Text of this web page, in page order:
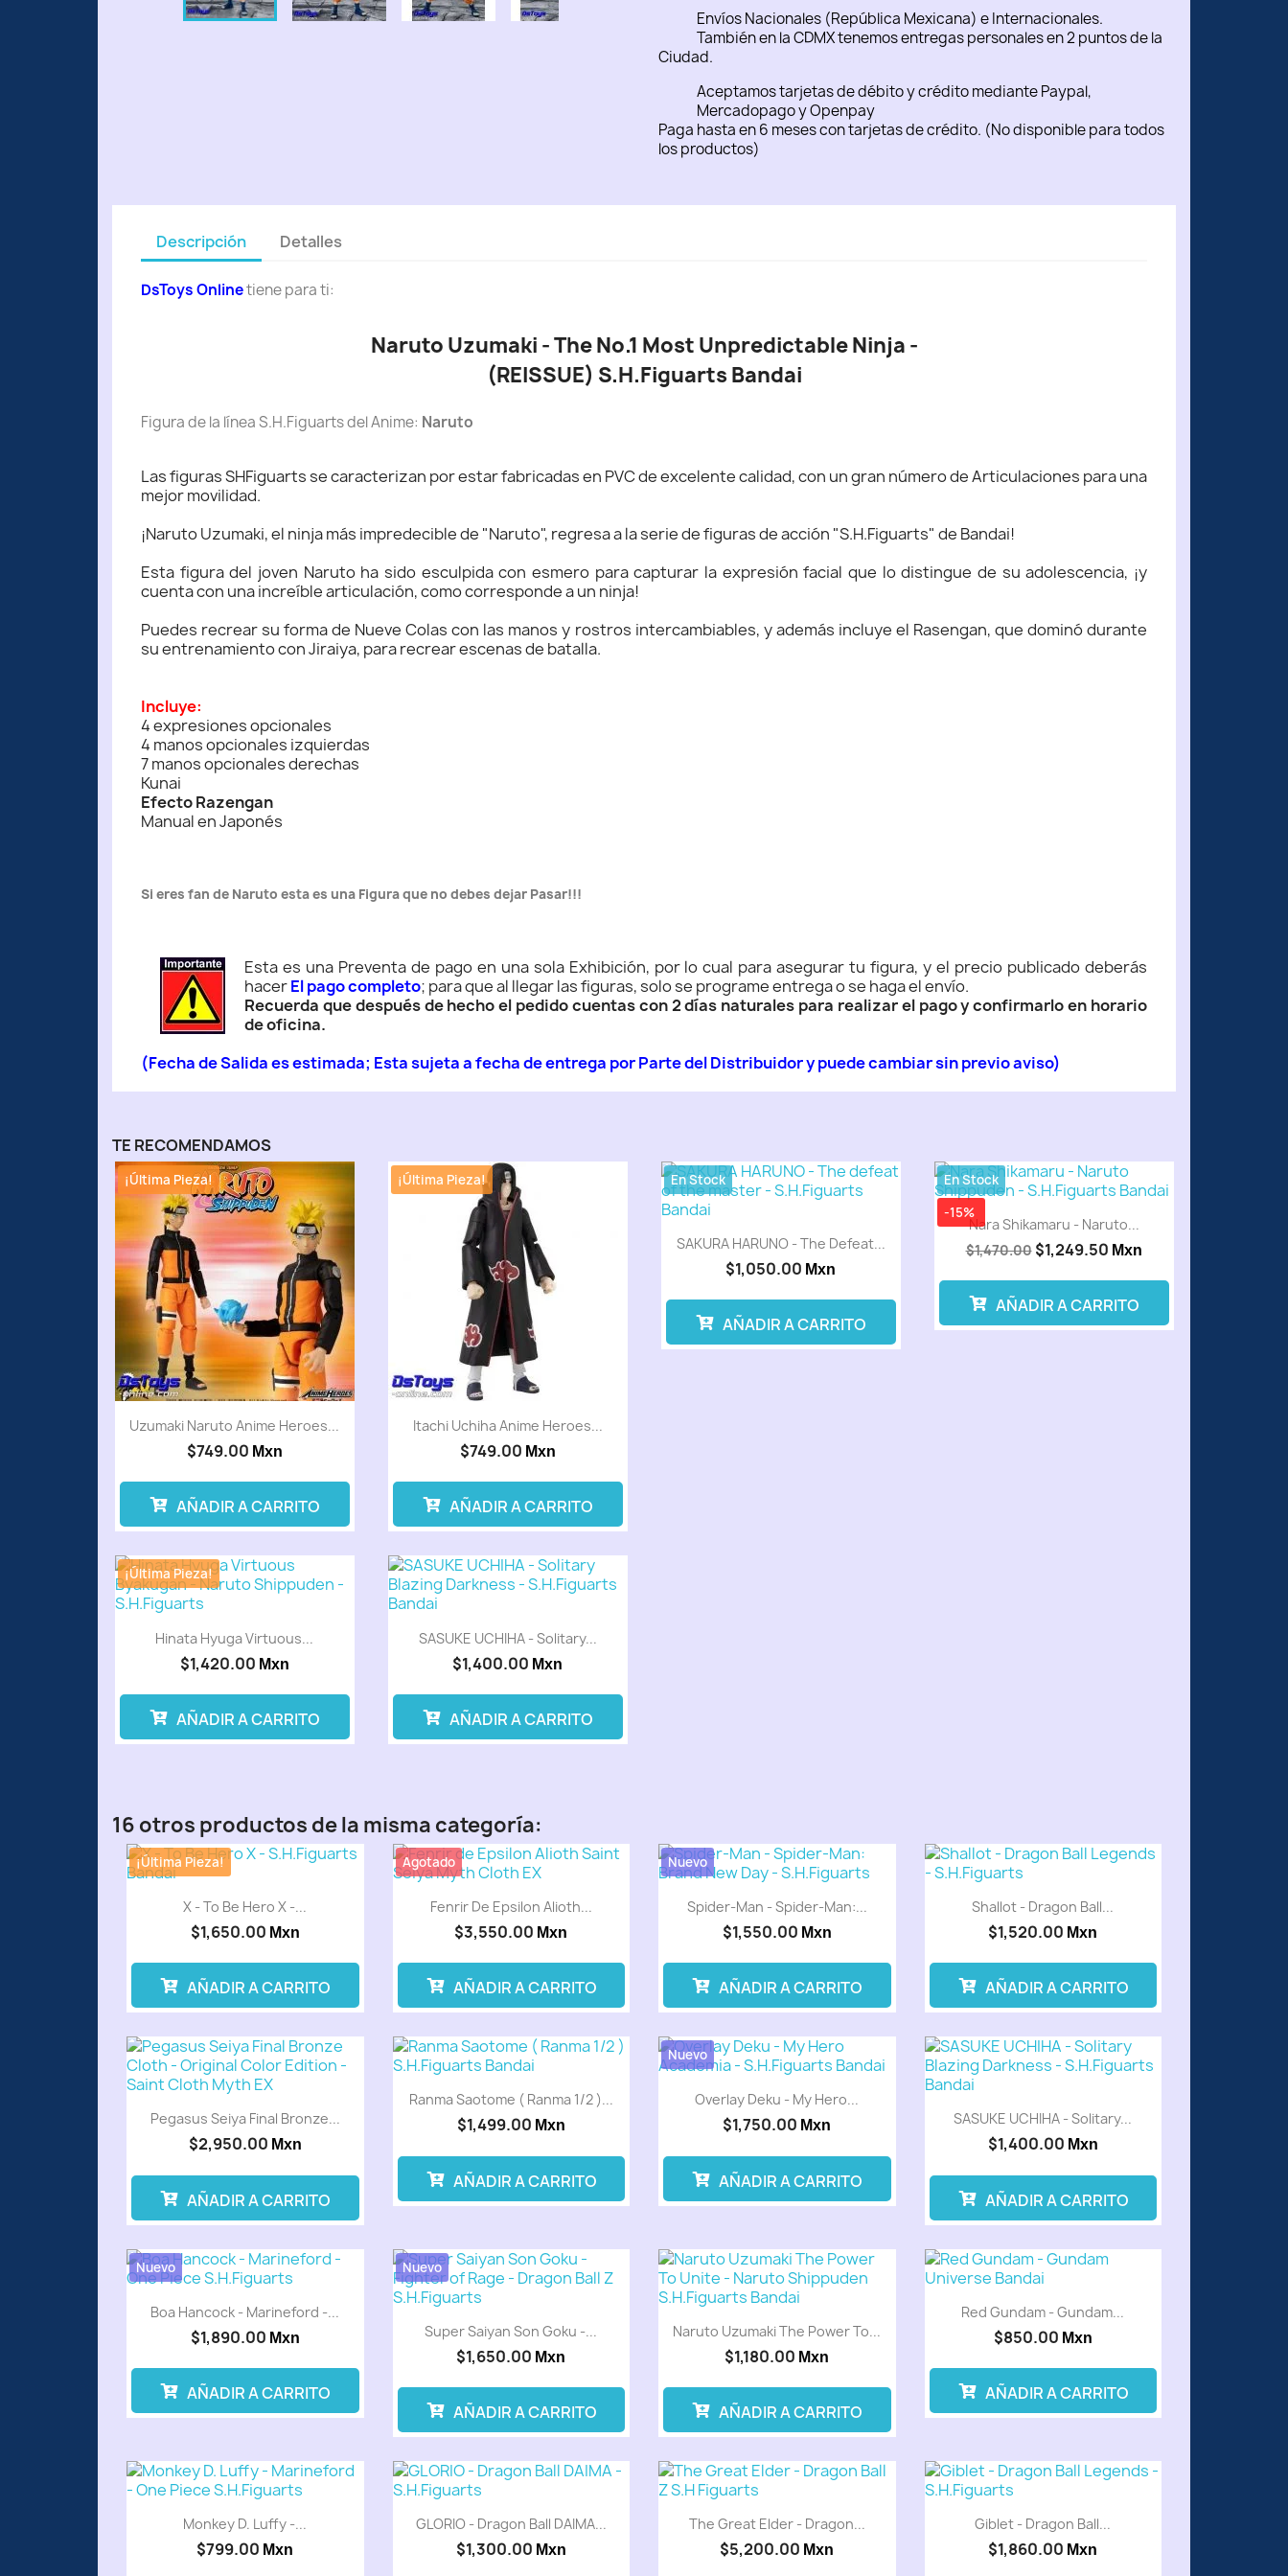
Envíos Nacionales (República Mexicana) e Internacionales.
También en la CDMX tenemos entregas personales en 2 puntos de la
Ciudad.
Aceptamos tarjetas de débito y crédito mediante Paypal,
Mercadopago y Openpay
Paga hasta en 6 meses con tarjetas de crédito. (No disponible para todos
los productos)
Descripción Detalles
DsToys Onlinetiene para ti:
Naruto Uzumaki - The No.1 Most Unpredictable Ninja -
(REISSUE) S.H.Figuarts Bandai
Figura de la línea S.H.Figuarts del Anime: Naruto
Las figuras SHFiguarts se caracterizan por estar fabricadas en PVC de excelente calidad, con un gran número de Articulaciones para una
mejor movilidad.
¡Naruto Uzumaki, el ninja más impredecible de "Naruto", regresa a la serie de figuras de acción "S.H.Figuarts" de Bandai!
Esta figura del joven Naruto ha sido esculpida con esmero para capturar la expresión facial que lo distingue de su adolescencia, ¡y
cuenta con una increíble articulación, como corresponde a un ninja!
Puedes recrear su forma de Nueve Colas con las manos y rostros intercambiables, y además incluye el Rasengan, que dominó durante
su entrenamiento con Jiraiya, para recrear escenas de batalla.
Incluye:
4 expresiones opcionales
4 manos opcionales izquierdas
7 manos opcionales derechas
Kunai
Efecto Razengan
Manual en Japonés
Si eres fan de Naruto esta es una Figura que no debes dejar Pasar!!!
Esta es una Preventa de pago en una sola Exhibición, por lo cual para asegurar tu figura, y el precio publicado deberás
hacerEl pago completo; para que al llegar las figuras, solo se programe entrega o se haga el envío.
Recuerda que después de hecho el pedido cuentas con 2 días naturales para realizar el pago y confirmarlo en horario
de oficina.
(Fecha de Salida es estimada; Esta sujeta a fecha de entrega por Parte del Distribuidor y puede cambiar sin previo aviso)
TE RECOMENDAMOS
Uzumaki Naruto Anime Heroes...
$749.00 Mxn
¡Última Pieza!
AÑADIR A CARRITO
Itachi Uchiha Anime Heroes...
$749.00 Mxn
¡Última Pieza!
AÑADIR A CARRITO
SAKURA HARUNO - The Defeat...
$1,050.00 Mxn
En Stock
AÑADIR A CARRITO
Nara Shikamaru - Naruto...
$1,470.00 $1,249.50 Mxn
-15%
En Stock
AÑADIR A CARRITO
Hinata Hyuga Virtuous...
$1,420.00 Mxn
¡Última Pieza!
AÑADIR A CARRITO
SASUKE UCHIHA - Solitary...
$1,400.00 Mxn
AÑADIR A CARRITO
16 otros productos de la misma categoría:
X - To Be Hero X -...
$1,650.00 Mxn
Preventa
¡Última Pieza!
AÑADIR A CARRITO
Fenrir De Epsilon Alioth...
$3,550.00 Mxn
Preventa
Agotado
AÑADIR A CARRITO
Spider-Man - Spider-Man:...
$1,550.00 Mxn
Preventa
Nuevo
AÑADIR A CARRITO
Shallot - Dragon Ball...
$1,520.00 Mxn
Preventa
AÑADIR A CARRITO
Pegasus Seiya Final Bronze...
$2,950.00 Mxn
Preventa
AÑADIR A CARRITO
Ranma Saotome ( Ranma 1/2 )...
$1,499.00 Mxn
Preventa
AÑADIR A CARRITO
Overlay Deku - My Hero...
$1,750.00 Mxn
Preventa
Nuevo
AÑADIR A CARRITO
SASUKE UCHIHA - Solitary...
$1,400.00 Mxn
Preventa
AÑADIR A CARRITO
Boa Hancock - Marineford -...
$1,890.00 Mxn
Preventa
Nuevo
AÑADIR A CARRITO
Super Saiyan Son Goku -...
$1,650.00 Mxn
Preventa
Nuevo
AÑADIR A CARRITO
Naruto Uzumaki The Power To...
$1,180.00 Mxn
Preventa
AÑADIR A CARRITO
Red Gundam - Gundam...
$850.00 Mxn
Preventa
AÑADIR A CARRITO
Monkey D. Luffy -...
$799.00 Mxn
GLORIO - Dragon Ball DAIMA...
$1,300.00 Mxn
The Great Elder - Dragon...
$5,200.00 Mxn
Giblet - Dragon Ball...
$1,860.00 Mxn